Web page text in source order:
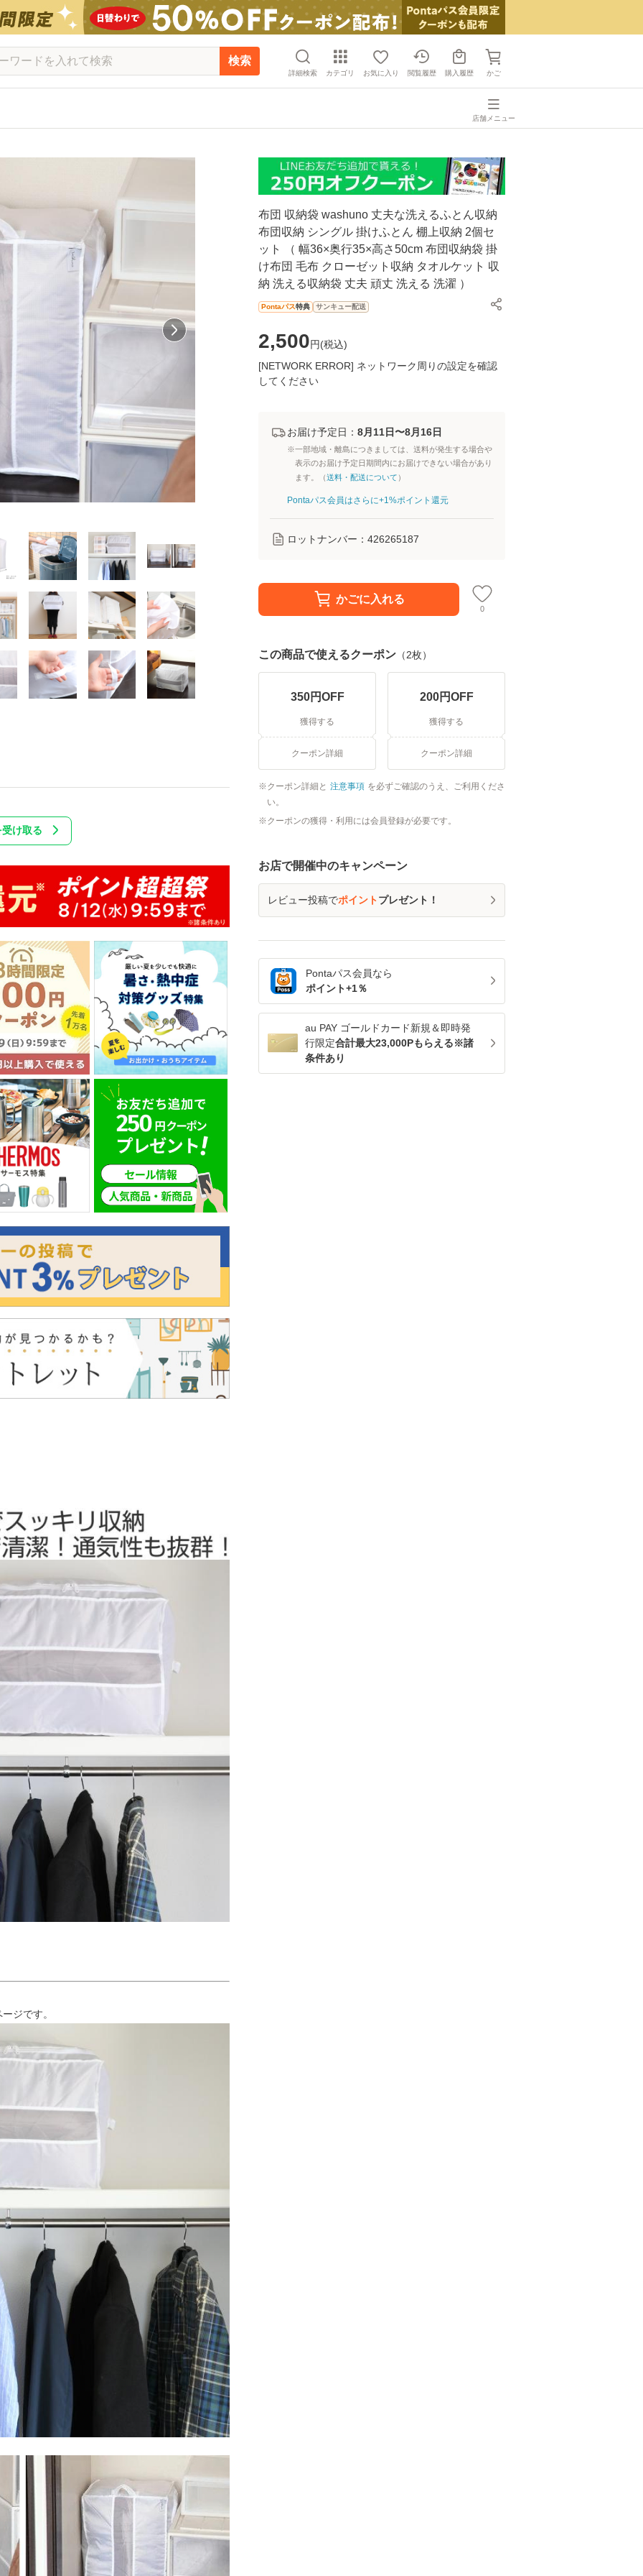
検索
詳細検索 カテゴリ お気に入り 閲覧履歴 購入履歴 かご
店舗メニュー
布団 収納袋 washuno 丈夫な洗えるふとん収納
布団収納 シングル 掛けふとん 棚上収納 2個セ
ット （ 幅36×奥行35×高さ50cm 布団収納袋 掛
け布団 毛布 クローゼット収納 タオルケット 収
納 洗える収納袋 丈夫 頑丈 洗える 洗濯 ）
Pontaパス特典 サンキュー配送
2,500円(税込)
[NETWORK ERROR] ネットワーク周りの設定を確認
してください
お届け予定日： 8月11日〜8月16日
※一部地域・離島につきましては、送料が発生する場合や
表示のお届け予定日期間内にお届けできない場合があり
ます。（送料・配送について ）
Pontaパス会員はさらに+1%ポイント還元
ロットナンバー： 426265187
かごに入れる
0
この商品で使えるクーポン （2枚）
350円OFF
獲得する
クーポン詳細
200円OFF
獲得する
クーポン詳細
クーポン詳細と 注意事項 を必ずご確認のうえ、ご利用くださ
い。
クーポンの獲得・利用には会員登録が必要です。
お店で開催中のキャンペーン
レビュー投稿でポイントプレゼント！
Pontaパス会員なら
ポイント+1％
au PAY ゴールドカード新規＆即時発
行限定合計最大23,000Pもらえる※諸
条件あり
け取る
ジです。